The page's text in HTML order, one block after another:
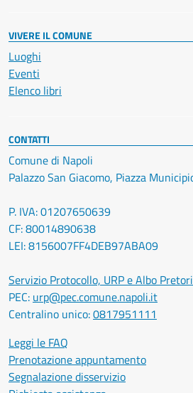
VIVERE IL COMUNE
Luoghi
Eventi
Elenco libri
CONTATTI
Comune di Napoli
Palazzo San Giacomo, Piazza
P. IVA: 01207650639
CF: 80014890638
LEI: 8156007FF4DEB97ABA09
Servizio Protocollo, URP e Albo
PEC: urp@pec.comune.napoli.it
Centralino unico:0817951111
Leggi le FAQ
Prenotazione appuntamento
Segnalazione disservizio